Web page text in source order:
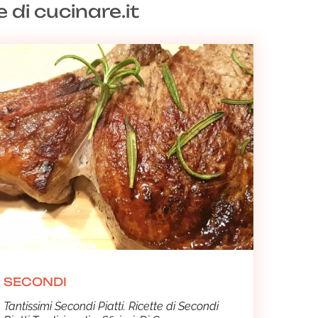
ha la sua ricetta speciale!
di cucinare.it
SECONDI
Tantissimi Secondi Piatti. Ricette di Secondi